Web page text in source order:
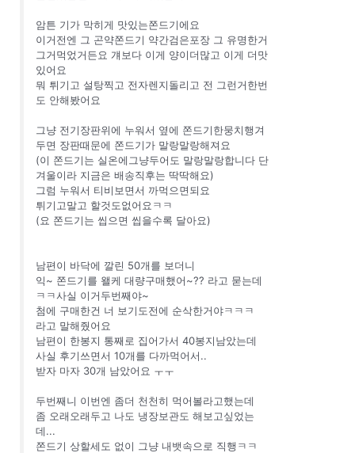
암튼 기가 막히게 맛있는쫀드기에요
이거전엔 그 곤약쫀드기 약간검은포장 그 유명한거
그거먹었거든요 걔보다 이게 양이더많고 이게 더맛
있어요
뭐 튀기고 설탕찍고 전자렌지돌리고 전 그런거한번
도 안해봤어요
그냥 전기장판위에 누워서 옆에 쫀드기한뭉치행겨
두면 장판때문에 쫀드기가 말랑말랑해져요
(이 쫀드기는 실온에그냥두어도 말랑말랑합니다 단
겨울이라 지금은 배송직후는 딱딱해요)
그럼 누워서 티비보면서 까먹으면되요
튀기고말고 할것도없어요ㅋㅋ
(요 쫀드기는 씹으면 씹을수록 달아요)
남편이 바닥에 깔린 50개를 보더니
익~ 쫀드기를 왤케 대량구매했어~?? 라고 묻는데
ㅋㅋ사실 이거두번째야~
첨에 구매한건 너 보기도전에 순삭한거야ㅋㅋㅋ
라고 말해줬어요
남편이 한봉지 통째로 집어가서 40봉지남았는데
사실 후기쓰면서 10개를 다까먹어서..
받자 마자 30개 남았어요 ㅜㅜ
두번째니 이번엔 좀더 천천히 먹어볼라고했는데
좀 오래오래두고 나도 냉장보관도 해보고싶었는
데...
쫀드기 상할세도 없이 그냥 내뱃속으로 직행ㅋㅋ